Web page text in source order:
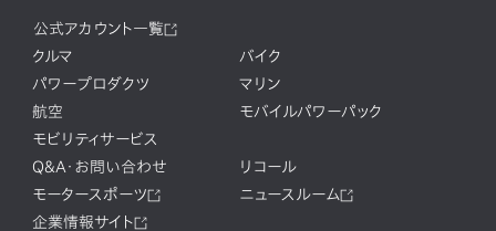
公式アカウント一覧
クルマ
バイク
パワープロダクツ
マリン
航空
モバイルパワーパック
モビリティサービス
Q&A・お問い合わせ
リコール
モータースポーツ
ニュースルーム
企業情報サイト